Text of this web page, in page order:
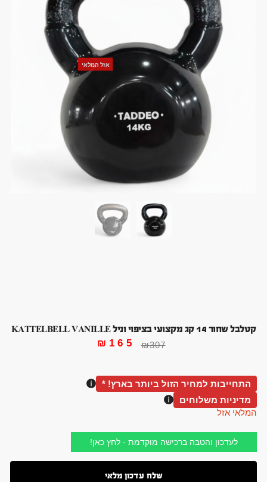
אזל המלאי
קטלבל שחור 14 קג מקצועי בציפוי וניל KATTELBELL VANILLE
₪307
₪ 165
התחייבות למחיר הזול ביותר בארץ! *
מדיניות משלוחים
המלאי אזל
לעדכון והטבה ברכישה מוקדמת - לחץ כאן!